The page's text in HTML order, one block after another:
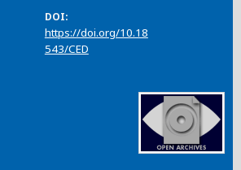
DOI
https://doi.org/10.18
543/CED